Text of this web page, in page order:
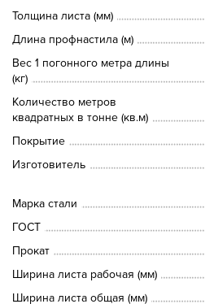
Толщина листа (мм)
Длина профнастила (м)
Вес 1 погонного метра длины
(кг)
Количество метров
квадратных в тонне (кв.м)
Покрытие
Изготовитель
Марка стали
ГОСТ
Прокат
Ширина листа рабочая (мм)
Ширина листа общая (мм)